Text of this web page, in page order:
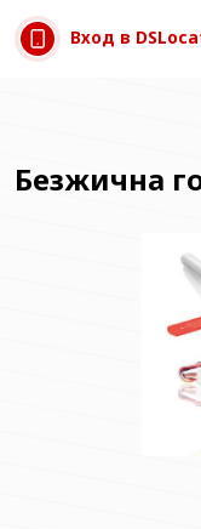
Прескачане към
Вход в
Безжична